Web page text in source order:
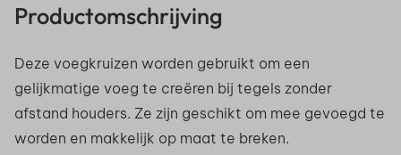
Productomschrijving
Deze voegkruizen worden gebruikt om een
gelijkmatige voeg te creëren bij tegels zonder
afstand houders. Ze zijn geschikt om mee gevoegd te
worden en makkelijk op maat te breken.